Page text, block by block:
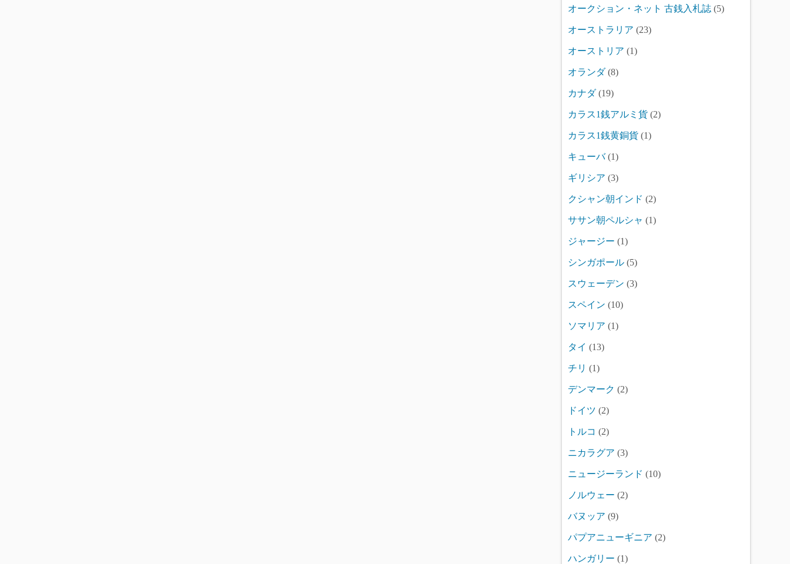
オークション・ネット 古銭入札誌 (5)
オーストラリア (23)
オーストリア (1)
オランダ(8)
カナダ(19)
カラス1銭アルミ貨 (2)
カラス1銭黄銅貨 (1)
キューバ(1)
ギリシア (3)
クシャン朝インド (2)
ササン朝ペルシャ (1)
ジャージー (1)
シンガポール (5)
スウェーデン (3)
スペイン (10)
ソマリア (1)
タイ (13)
チリ (1)
デンマーク (2)
ドイツ (2)
トルコ (2)
ニカラグア (3)
ニュージーランド (10)
ノルウェー (2)
バヌッア (9)
パプアニューギニア (2)
ハンガリー (1)